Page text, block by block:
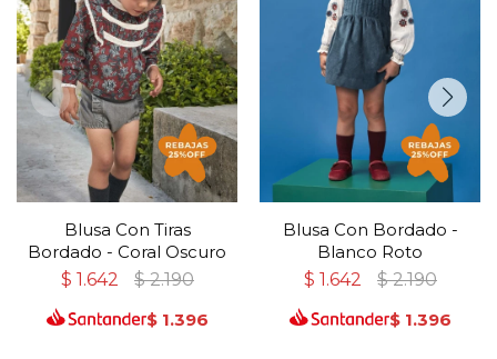
Blusa Con Tiras
Bordado - Coral Oscuro
$ 1.642 $ 2.190
$ 1.396
Blusa Con Bordado -
Blanco Roto
$ 1.642 $ 2.190
$ 1.396